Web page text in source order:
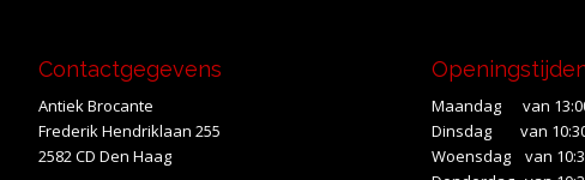
Contactgegevens
Antiek Brocante
Frederik Hendriklaan 255
2582 CD Den Haag
Maandag van
Dinsdag van 10:30
Woensdag van